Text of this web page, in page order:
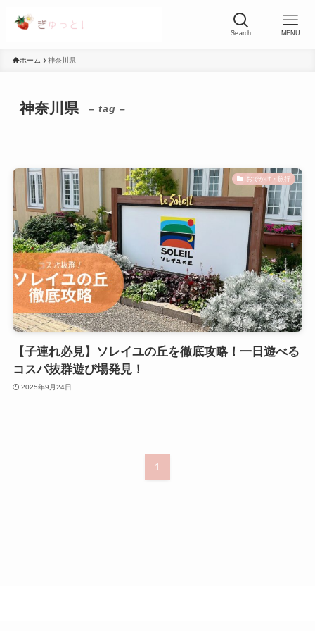
Search MENU
ホーム 神奈川県
神奈川県 – tag –
おでかけ・旅行
【子連れ必見】ソレイユの丘を徹底攻略！一日遊べる
コスパ抜群遊び場発見！
2025年9月24日
1